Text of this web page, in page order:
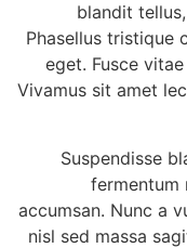
blandit
Phasellus tristique
eget. Fusce
Vivamus sit amet
Suspendisse
fermentum
accumsan. Nunc a
nisl sed massa